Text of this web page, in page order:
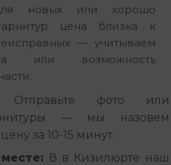
новых или хорошо
цена близка к
— учитываем
или возможность
фото или
— мы назовем
за 10-15 минут.
В в Кизилюрте наш